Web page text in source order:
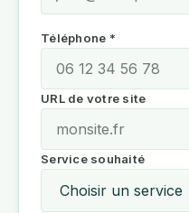
Téléphone *
URL de votre site
Service souhaité